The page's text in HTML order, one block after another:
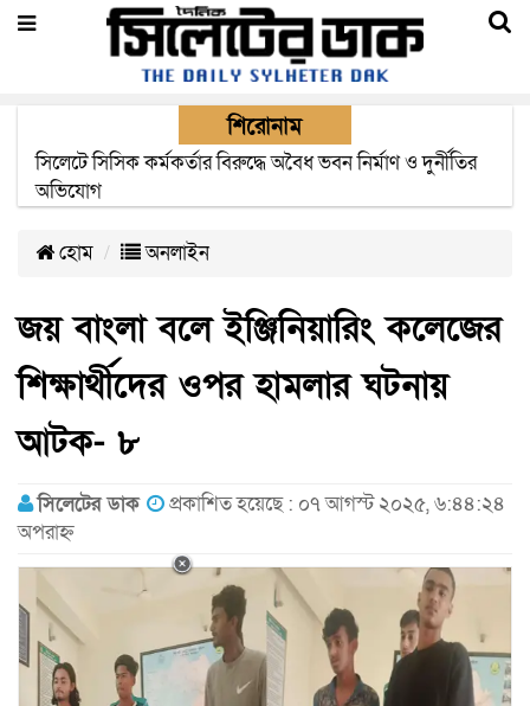
শিরোনাম
২২ ঘণ্টা পর ত্রুটি সেরে জেদ্দার উদ্দেশ্যে ছাড়লো বিমানের ফ্লাইট
হোম অনলাইন
জয় বাংলা বলে ইঞ্জিনিয়ারিং কলেজের
শিক্ষার্থীদের ওপর হামলার ঘটনায়
আটক- ৮
সিলেটের ডাক
প্রকাশিত হয়েছে : ০৭ আগস্ট ২০২৫, ৬:৪৪:২৪
অপরাহ্ন